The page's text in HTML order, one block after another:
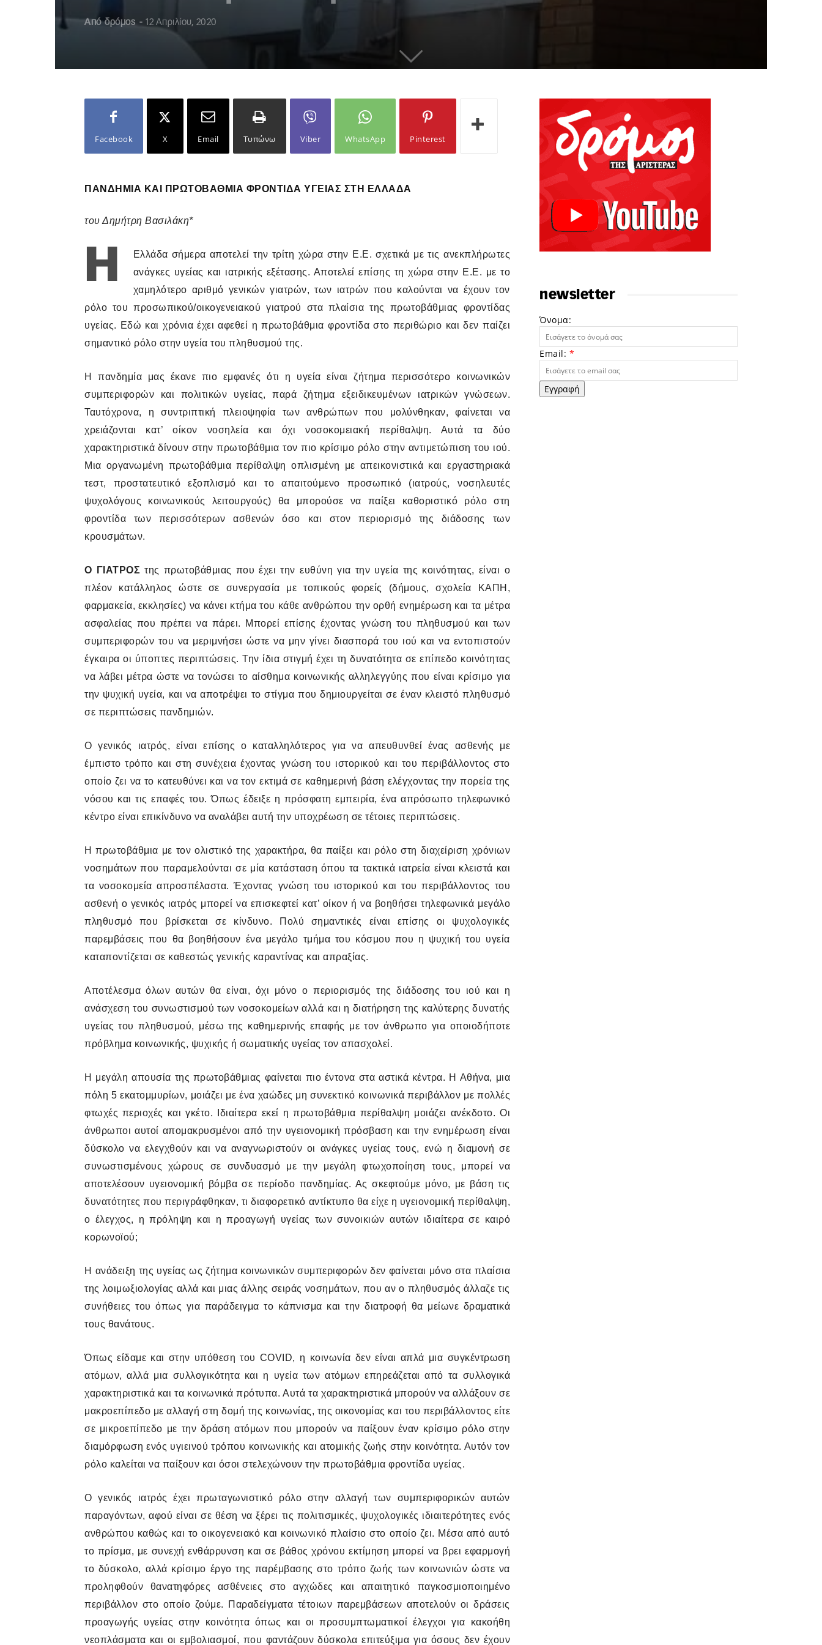
Από δρόμος - 12 Απριλίου, 2020
Facebook X Email Τυπώνω Viber WhatsApp Pinterest
ΠΑΝΔΗΜΊΑ ΚΑΙ ΠΡΩΤΟΒΆΘΜΙΑ ΦΡΟΝΤΊΔΑ ΥΓΕΊΑΣ ΣΤΗ ΕΛΛΆΔΑ
του Δημήτρη Βασιλάκη*
Η
Ελλάδα σήμερα αποτελεί την τρίτη χώρα στην Ε.Ε. σχετικά με τις ανεκπλήρωτες
ανάγκες υγείας και ιατρικής εξέτασης. Αποτελεί επίσης τη χώρα στην Ε.Ε. με το
χαμηλότερο αριθμό γενικών γιατρών, των ιατρών που καλούνται να έχουν τον
ρόλο του προσωπικού/οικογενειακού γιατρού στα πλαίσια της πρωτοβάθμιας φροντίδας
υγείας. Εδώ και χρόνια έχει αφεθεί η πρωτοβάθμια φροντίδα στο περιθώριο και δεν παίζει
σημαντικό ρόλο στην υγεία του πληθυσμού της.
Η πανδημία μας έκανε πιο εμφανές ότι η υγεία είναι ζήτημα περισσότερο κοινωνικών
συμπεριφορών και πολιτικών υγείας, παρά ζήτημα εξειδικευμένων ιατρικών γνώσεων.
Ταυτόχρονα, η συντριπτική πλειοψηφία των ανθρώπων που μολύνθηκαν, φαίνεται να
χρειάζονται κατ’ οίκον νοσηλεία και όχι νοσοκομειακή περίθαλψη. Αυτά τα δύο
χαρακτηριστικά δίνουν στην πρωτοβάθμια τον πιο κρίσιμο ρόλο στην αντιμετώπιση του ιού.
Μια οργανωμένη πρωτοβάθμια περίθαλψη οπλισμένη με απεικονιστικά και εργαστηριακά
τεστ, προστατευτικό εξοπλισμό και το απαιτούμενο προσωπικό (ιατρούς, νοσηλευτές
ψυχολόγους κοινωνικούς λειτουργούς) θα μπορούσε να παίξει καθοριστικό ρόλο στη
φροντίδα των περισσότερων ασθενών όσο και στον περιορισμό της διάδοσης των
κρουσμάτων.
Ο ΓΙΑΤΡΟΣ της πρωτοβάθμιας που έχει την ευθύνη για την υγεία της κοινότητας, είναι ο
πλέον κατάλληλος ώστε σε συνεργασία με τοπικούς φορείς (δήμους, σχολεία ΚΑΠΗ,
φαρμακεία, εκκλησίες) να κάνει κτήμα του κάθε ανθρώπου την ορθή ενημέρωση και τα μέτρα
ασφαλείας που πρέπει να πάρει. Μπορεί επίσης έχοντας γνώση του πληθυσμού και των
συμπεριφορών του να μεριμνήσει ώστε να μην γίνει διασπορά του ιού και να εντοπιστούν
έγκαιρα οι ύποπτες περιπτώσεις. Την ίδια στιγμή έχει τη δυνατότητα σε επίπεδο κοινότητας
να λάβει μέτρα ώστε να τονώσει το αίσθημα κοινωνικής αλληλεγγύης που είναι κρίσιμο για
την ψυχική υγεία, και να αποτρέψει το στίγμα που δημιουργείται σε έναν κλειστό πληθυσμό
σε περιπτώσεις πανδημιών.
Ο γενικός ιατρός, είναι επίσης ο καταλληλότερος για να απευθυνθεί ένας ασθενής με
έμπιστο τρόπο και στη συνέχεια έχοντας γνώση του ιστορικού και του περιβάλλοντος στο
οποίο ζει να το κατευθύνει και να τον εκτιμά σε καθημερινή βάση ελέγχοντας την πορεία της
νόσου και τις επαφές του. Όπως έδειξε η πρόσφατη εμπειρία, ένα απρόσωπο τηλεφωνικό
κέντρο είναι επικίνδυνο να αναλάβει αυτή την υποχρέωση σε τέτοιες περιπτώσεις.
Η πρωτοβάθμια με τον ολιστικό της χαρακτήρα, θα παίξει και ρόλο στη διαχείριση χρόνιων
νοσημάτων που παραμελούνται σε μία κατάσταση όπου τα τακτικά ιατρεία είναι κλειστά και
τα νοσοκομεία απροσπέλαστα. Έχοντας γνώση του ιστορικού και του περιβάλλοντος του
ασθενή ο γενικός ιατρός μπορεί να επισκεφτεί κατ’ οίκον ή να βοηθήσει τηλεφωνικά μεγάλο
πληθυσμό που βρίσκεται σε κίνδυνο. Πολύ σημαντικές είναι επίσης οι ψυχολογικές
παρεμβάσεις που θα βοηθήσουν ένα μεγάλο τμήμα του κόσμου που η ψυχική του υγεία
καταποντίζεται σε καθεστώς γενικής καραντίνας και απραξίας.
Αποτέλεσμα όλων αυτών θα είναι, όχι μόνο ο περιορισμός της διάδοσης του ιού και η
ανάσχεση του συνωστισμού των νοσοκομείων αλλά και η διατήρηση της καλύτερης δυνατής
υγείας του πληθυσμού, μέσω της καθημερινής επαφής με τον άνθρωπο για οποιοδήποτε
πρόβλημα κοινωνικής, ψυχικής ή σωματικής υγείας τον απασχολεί.
Η μεγάλη απουσία της πρωτοβάθμιας φαίνεται πιο έντονα στα αστικά κέντρα. Η Αθήνα, μια
πόλη 5 εκατομμυρίων, μοιάζει με ένα χαώδες μη συνεκτικό κοινωνικά περιβάλλον με πολλές
φτωχές περιοχές και γκέτο. Ιδιαίτερα εκεί η πρωτοβάθμια περίθαλψη μοιάζει ανέκδοτο. Οι
άνθρωποι αυτοί απομακρυσμένοι από την υγειονομική πρόσβαση και την ενημέρωση είναι
δύσκολο να ελεγχθούν και να αναγνωριστούν οι ανάγκες υγείας τους, ενώ η διαμονή σε
συνωστισμένους χώρους σε συνδυασμό με την μεγάλη φτωχοποίηση τους, μπορεί να
αποτελέσουν υγειονομική βόμβα σε περίοδο πανδημίας. Ας σκεφτούμε μόνο, με βάση τις
δυνατότητες που περιγράφθηκαν, τι διαφορετικό αντίκτυπο θα είχε η υγειονομική περίθαλψη,
ο έλεγχος, η πρόληψη και η προαγωγή υγείας των συνοικιών αυτών ιδιαίτερα σε καιρό
κορωνοϊού;
Η ανάδειξη της υγείας ως ζήτημα κοινωνικών συμπεριφορών δεν φαίνεται μόνο στα πλαίσια
της λοιμωξιολογίας αλλά και μιας άλλης σειράς νοσημάτων, που αν ο πληθυσμός άλλαζε τις
συνήθειες του όπως για παράδειγμα το κάπνισμα και την διατροφή θα μείωνε δραματικά
τους θανάτους.
Όπως είδαμε και στην υπόθεση του COVID, η κοινωνία δεν είναι απλά μια συγκέντρωση
ατόμων, αλλά μια συλλογικότητα και η υγεία των ατόμων επηρεάζεται από τα συλλογικά
χαρακτηριστικά και τα κοινωνικά πρότυπα. Αυτά τα χαρακτηριστικά μπορούν να αλλάξουν σε
μακροεπίπεδο με αλλαγή στη δομή της κοινωνίας, της οικονομίας και του περιβάλλοντος είτε
σε μικροεπίπεδο με την δράση ατόμων που μπορούν να παίξουν έναν κρίσιμο ρόλο στην
διαμόρφωση ενός υγιεινού τρόπου κοινωνικής και ατομικής ζωής στην κοινότητα. Αυτόν τον
ρόλο καλείται να παίξουν και όσοι στελεχώνουν την πρωτοβάθμια φροντίδα υγείας.
Ο γενικός ιατρός έχει πρωταγωνιστικό ρόλο στην αλλαγή των συμπεριφορικών αυτών
παραγόντων, αφού είναι σε θέση να ξέρει τις πολιτισμικές, ψυχολογικές ιδιαιτερότητες ενός
ανθρώπου καθώς και το οικογενειακό και κοινωνικό πλαίσιο στο οποίο ζει. Μέσα από αυτό
το πρίσμα, με συνεχή ενθάρρυνση και σε βάθος χρόνου εκτίμηση μπορεί να βρει εφαρμογή
το δύσκολο, αλλά κρίσιμο έργο της παρέμβασης στο τρόπο ζωής των κοινωνιών ώστε να
προληφθούν θανατηφόρες ασθένειες στο αγχώδες και απαιτητικό παγκοσμιοποιημένο
περιβάλλον στο οποίο ζούμε. Παραδείγματα τέτοιων παρεμβάσεων αποτελούν οι δράσεις
προαγωγής υγείας στην κοινότητα όπως και οι προσυμπτωματικοί έλεγχοι για κακοήθη
νεοπλάσματα και οι εμβολιασμοί, που φαντάζουν δύσκολα επιτεύξιμα για όσους δεν έχουν
newsletter
Όνομα:
Email: *
Εγγραφή